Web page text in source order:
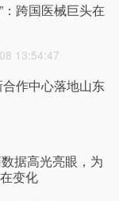
：跨国医械巨头在
13:54:47
作中心落地山东
据高光亮眼，为
变化